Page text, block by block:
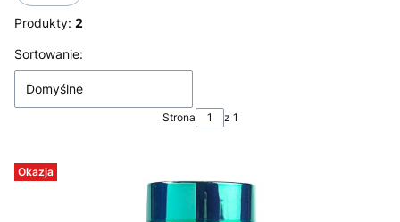
Produkty: 2
Lista produktów
Sortowanie:
Domyślne
Strona z 1
Okazja